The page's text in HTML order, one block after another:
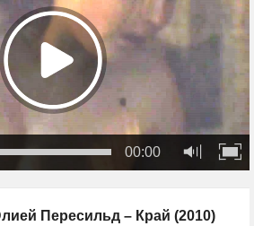
00:00
Пересильд – Край (2010)